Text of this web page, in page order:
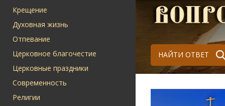
Крещение
Духовная жизнь
Отпевание
Церковное благочестие
Церковные праздники
Современность
Религии
НАЙТИ ОТВЕТ